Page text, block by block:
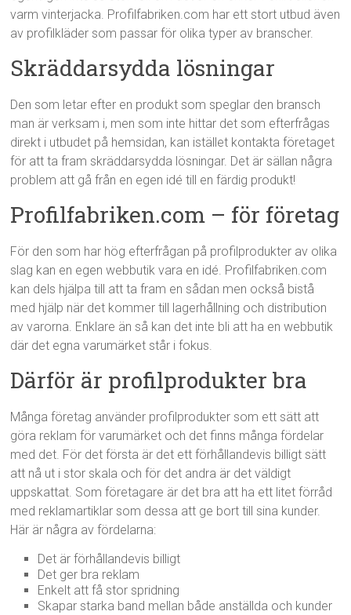
varm vinterjacka. Profilfabriken.com har ett stort utbud även
av profilkläder som passar för olika typer av branscher.
Skräddarsydda lösningar
Den som letar efter en produkt som speglar den bransch
man är verksam i, men som inte hittar det som efterfrågas
direkt i utbudet på hemsidan, kan istället kontakta företaget
för att ta fram skräddarsydda lösningar. Det är sällan några
problem att gå från en egen idé till en färdig produkt!
Profilfabriken.com – för företag
För den som har hög efterfrågan på profilprodukter av olika
slag kan en egen webbutik vara en idé. Profilfabriken.com
kan dels hjälpa till att ta fram en sådan men också bistå
med hjälp när det kommer till lagerhållning och distribution
av varorna. Enklare än så kan det inte bli att ha en webbutik
där det egna varumärket står i fokus.
Därför är profilprodukter bra
Många företag använder profilprodukter som ett sätt att
göra reklam för varumärket och det finns många fördelar
med det. För det första är det ett förhållandevis billigt sätt
att nå ut i stor skala och för det andra är det väldigt
uppskattat. Som företagare är det bra att ha ett litet förråd
med reklamartiklar som dessa att ge bort till sina kunder.
Här är några av fördelarna:
Det är förhållandevis billigt
Det ger bra reklam
Enkelt att få stor spridning
Skapar starka band mellan både anställda och kunder